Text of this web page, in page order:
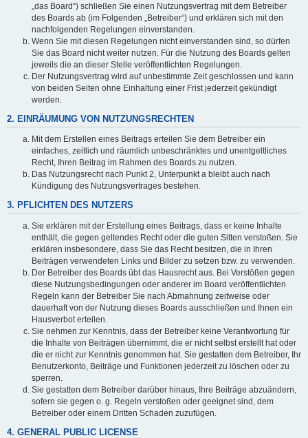
„das Board“) schließen Sie einen Nutzungsvertrag mit dem Betreiber
des Boards ab (im Folgenden „Betreiber“) und erklären sich mit den
nachfolgenden Regelungen einverstanden.
Wenn Sie mit diesen Regelungen nicht einverstanden sind, so dürfen
Sie das Board nicht weiter nutzen. Für die Nutzung des Boards gelten
jeweils die an dieser Stelle veröffentlichten Regelungen.
Der Nutzungsvertrag wird auf unbestimmte Zeit geschlossen und kann
von beiden Seiten ohne Einhaltung einer Frist jederzeit gekündigt
werden.
2. EINRÄUMUNG VON NUTZUNGSRECHTEN
Mit dem Erstellen eines Beitrags erteilen Sie dem Betreiber ein
einfaches, zeitlich und räumlich unbeschränktes und unentgeltliches
Recht, Ihren Beitrag im Rahmen des Boards zu nutzen.
Das Nutzungsrecht nach Punkt 2, Unterpunkt a bleibt auch nach
Kündigung des Nutzungsvertrages bestehen.
3. PFLICHTEN DES NUTZERS
Sie erklären mit der Erstellung eines Beitrags, dass er keine Inhalte
enthält, die gegen geltendes Recht oder die guten Sitten verstoßen. Sie
erklären insbesondere, dass Sie das Recht besitzen, die in Ihren
Beiträgen verwendeten Links und Bilder zu setzen bzw. zu verwenden.
Der Betreiber des Boards übt das Hausrecht aus. Bei Verstößen gegen
diese Nutzungsbedingungen oder anderer im Board veröffentlichten
Regeln kann der Betreiber Sie nach Abmahnung zeitweise oder
dauerhaft von der Nutzung dieses Boards ausschließen und Ihnen ein
Hausverbot erteilen.
Sie nehmen zur Kenntnis, dass der Betreiber keine Verantwortung für
die Inhalte von Beiträgen übernimmt, die er nicht selbst erstellt hat oder
die er nicht zur Kenntnis genommen hat. Sie gestatten dem Betreiber, Ihr
Benutzerkonto, Beiträge und Funktionen jederzeit zu löschen oder zu
sperren.
Sie gestatten dem Betreiber darüber hinaus, Ihre Beiträge abzuändern,
sofern sie gegen o. g. Regeln verstoßen oder geeignet sind, dem
Betreiber oder einem Dritten Schaden zuzufügen.
4. GENERAL PUBLIC LICENSE